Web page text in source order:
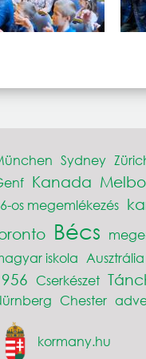
Sydney
Kanada
os megemlékezés
Bécs
iskola Ausztrália
Cserkészet
Chester
kormany.hu